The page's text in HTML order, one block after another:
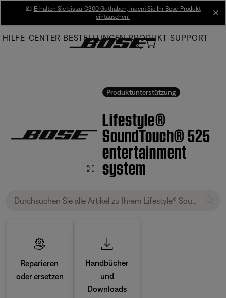
Main
💶 Erhalten Sie bis zu €300 Guthaben, indem Sie Ihr Bose-Produkt
eintauschen!
HILFE-CENTER BESTELLUNGEN PRODUKT-SUPPORT
Produktunterstützung
Lifestyle®
SoundTouch® 525
entertainment
system
Reparieren
oder ersetzen
Handbücher
und
Downloads